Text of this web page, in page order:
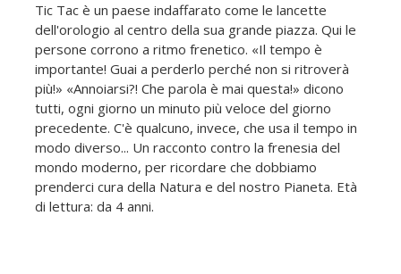
Tic Tac è un paese indaffarato come le lancette
dell'orologio al centro della sua grande piazza. Qui le
persone corrono a ritmo frenetico. «Il tempo è
importante! Guai a perderlo perché non si ritroverà
più!» «Annoiarsi?! Che parola è mai questa!» dicono
tutti, ogni giorno un minuto più veloce del giorno
precedente. C'è qualcuno, invece, che usa il tempo in
modo diverso... Un racconto contro la frenesia del
mondo moderno, per ricordare che dobbiamo
prenderci cura della Natura e del nostro Pianeta. Età
di lettura: da 4 anni.